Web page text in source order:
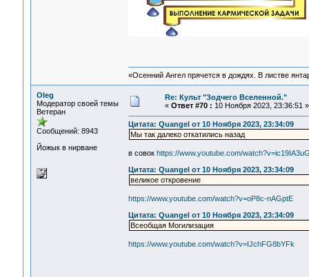
«Осенний Ангел прячется в дождях. В листве
Oleg
Модератор своей темы
Ветеран
Сообщений: 8943
Йожык в нирване
Re: Культ "Зодчего Вселенной."
« Ответ #70 : 10 Ноября 2023, 23:36:51 »
Цитата: Quangel от 10 Ноября 2023, 23:34:09
Мы так далеко откатились назад
в совок https://www.youtube.com/
Цитата: Quangel от 10 Ноября 2023, 23:34:09
великое откровение
https://www.youtube.com/watch?v=oP8c-nAGptE
Цитата: Quangel от 10 Ноября 2023, 23:34:09
Всеобщая Могилизация
https://www.youtube.com/watch?v=IJchFG8bYFk